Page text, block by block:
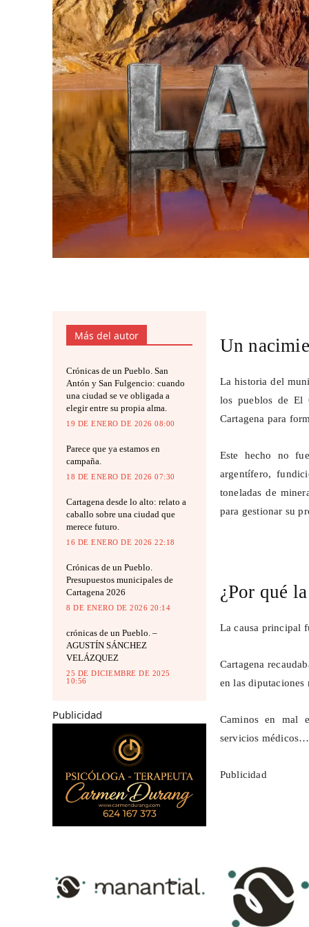
Más del autor
Crónicas de un Pueblo. San
Antón y San Fulgencio: cuando
una ciudad se ve obligada a
elegir entre su propia alma.
19 DE ENERO DE 2026 08:00
Parece que ya estamos en
campaña.
18 DE ENERO DE 2026 07:30
Cartagena desde lo alto: relato a
caballo sobre una ciudad que
merece futuro.
16 DE ENERO DE 2026 22:18
Crónicas de un Pueblo.
Presupuestos municipales de
Cartagena 2026
8 DE ENERO DE 2026 20:14
crónicas de un Pueblo. –
AGUSTÍN SÁNCHEZ
VELÁZQUEZ
25 DE DICIEMBRE DE 2025
10:56
Publicidad
Un
La historia del
los pueblos de El
Cartagena para
Este hecho no
argentífero,
toneladas de
para gestionar su
¿Por qué
La causa principal
Cartagena
en las diputaciones
Caminos en mal
servicios médicos…
Publicidad